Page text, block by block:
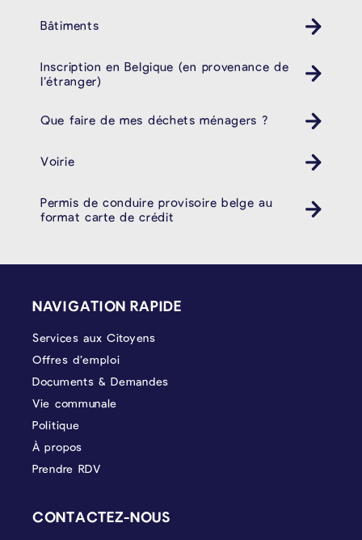
Bâtiments
Inscription en Belgique (en provenance de
l’étranger)
Que faire de mes déchets ménagers ?
Poubelle Müll
Voirie
Permis de conduire provisoire belge au
format carte de crédit
NAVIGATION RAPIDE
Services aux Citoyens
Offres d’emploi
Documents & Demandes
Vie communale
Politique
À propos
Prendre RDV
CONTACTEZ-NOUS